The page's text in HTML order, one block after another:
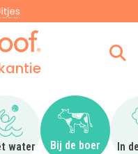
kust
water
Ga naar Bij het water
Bij de boer
Ga naar Bij
In